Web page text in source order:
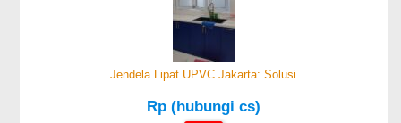
Jendela Lipat UPVC Jakarta: Solusi
Rp (hubungi cs)